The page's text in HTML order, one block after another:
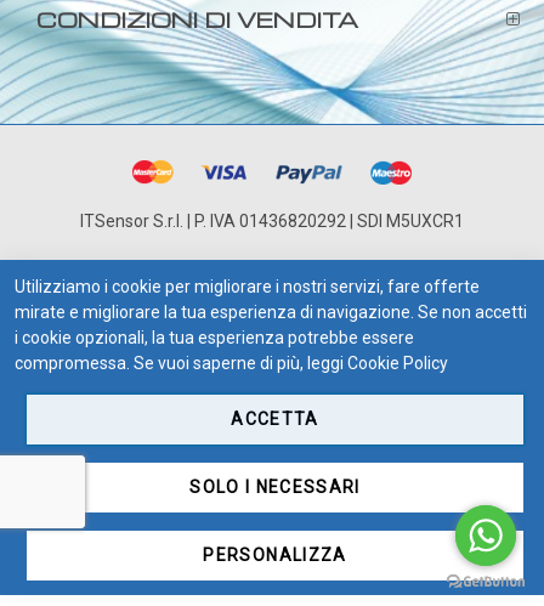
CONDIZIONI DI VENDITA
ITSensor S.r.l. | P. IVA 01436820292 | SDI M5UXCR1
Utilizziamo i cookie per migliorare i nostri servizi, fare offerte
mirate e migliorare la tua esperienza di navigazione. Se non accetti
i cookie opzionali, la tua esperienza potrebbe essere
compromessa. Se vuoi saperne di più, leggi Cookie Policy
ACCETTA
SOLO I NECESSARI
PERSONALIZZA